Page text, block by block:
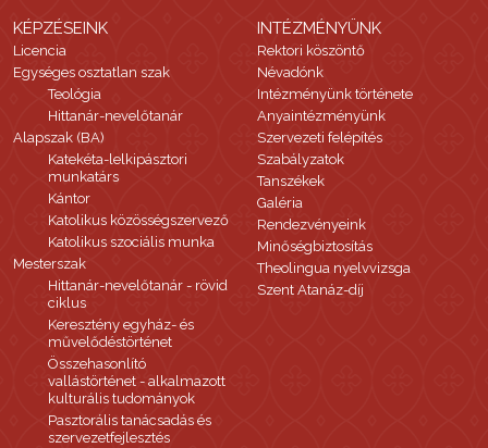
KÉPZÉSEINK
Licencia
Egységes osztatlan szak
Teológia
Hittanár-nevelőtanár
Alapszak (BA)
Katekéta-lelkipásztori
munkatárs
Kántor
Katolikus közösségszervező
Katolikus szociális munka
Mesterszak
Hittanár-nevelőtanár - rövid
ciklus
Keresztény egyház- és
művelődéstörténet
Összehasonlító
vallástörténet - alkalmazott
kulturális tudományok
Pasztorális tanácsadás és
szervezetfejlesztés
INTÉZMÉNYÜNK
Rektori köszöntő
Névadónk
Intézményünk története
Anyaintézményünk
Szervezeti felépítés
Szabályzatok
Tanszékek
Galéria
Rendezvényeink
Minőségbiztosítás
Theolingua nyelvvizsga
Szent Atanáz-díj